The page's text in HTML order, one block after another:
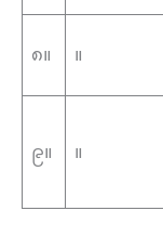
၈။ ။
၉။ ။